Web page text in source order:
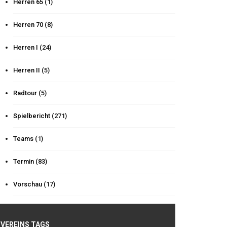
Herren 65 (1)
Herren 70 (8)
Herren I (24)
Herren II (5)
Radtour (5)
Spielbericht (271)
Teams (1)
Termin (83)
Vorschau (17)
VEREINS TAGS